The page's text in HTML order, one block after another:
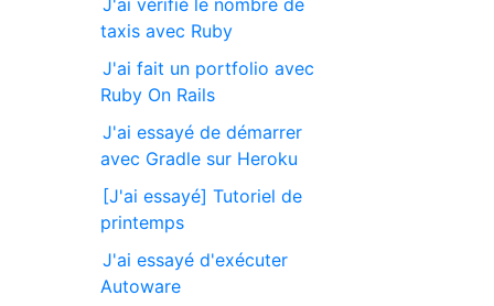
J'ai vérifié le nombre de
taxis avec Ruby
J'ai fait un portfolio avec
Ruby On Rails
J'ai essayé de démarrer
avec Gradle sur Heroku
[J'ai essayé] Tutoriel de
printemps
J'ai essayé d'exécuter
Autoware